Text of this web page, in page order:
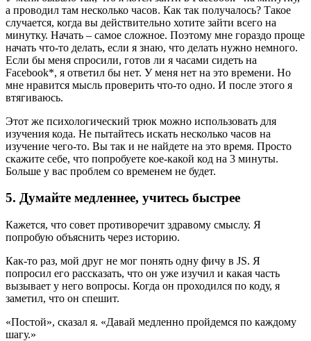
а проводил там несколько часов. Как так получалось? Такое
случается, когда вы действительно хотите зайти всего на
минутку. Начать – самое сложное. Поэтому мне гораздо проще
начать что-то делать, если я знаю, что делать нужно немного.
Если бы меня спросили, готов ли я часами сидеть на
Facebook*, я ответил бы нет. У меня нет на это времени. Но
мне нравится мысль проверить что-то одно. И после этого я
втягиваюсь.
Этот же психологический трюк можно использовать для
изучения кода. Не пытайтесь искать несколько часов на
изучение чего-то. Вы так и не найдете на это время. Просто
скажите себе, что попробуете кое-какой код на 3 минуты.
Больше у вас проблем со временем не будет.
5. Думайте медленнее, учитесь быстрее
Кажется, что совет противоречит здравому смыслу. Я
попробую объяснить через историю.
Как-то раз, мой друг не мог понять одну фичу в JS. Я
попросил его рассказать, что он уже изучил и какая часть
вызывает у него вопросы. Когда он проходился по коду, я
заметил, что он спешит.
«Постой», сказал я. «Давай медленно пройдемся по каждому
шагу.»